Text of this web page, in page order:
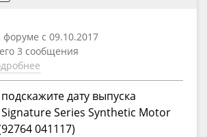
форуме с 09.10.2017
3 сообщения
дату выпуска
Signature Series Synthetic Motor
041117)